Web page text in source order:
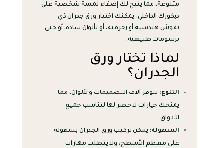
متنوعة، مما يتيح لك إضفاء لمسة شخصية على
ديكورك الداخلي. يمكنك اختيار ورق جدران ذي
نقوش هندسية أو زخرفية، أو بألوان سادة، أو حتى
برسومات طبيعية.
لماذا تختار ورق
الجدران؟
التنوع: تتوفر آلاف التصميمات والألوان، مما
يمنحك خيارات لا حصر لها لتناسب جميع
الأذواق.
السهولة: يمكن تركيب ورق الجدران بسهولة
على معظم الأسطح، ولا يتطلب مهارات